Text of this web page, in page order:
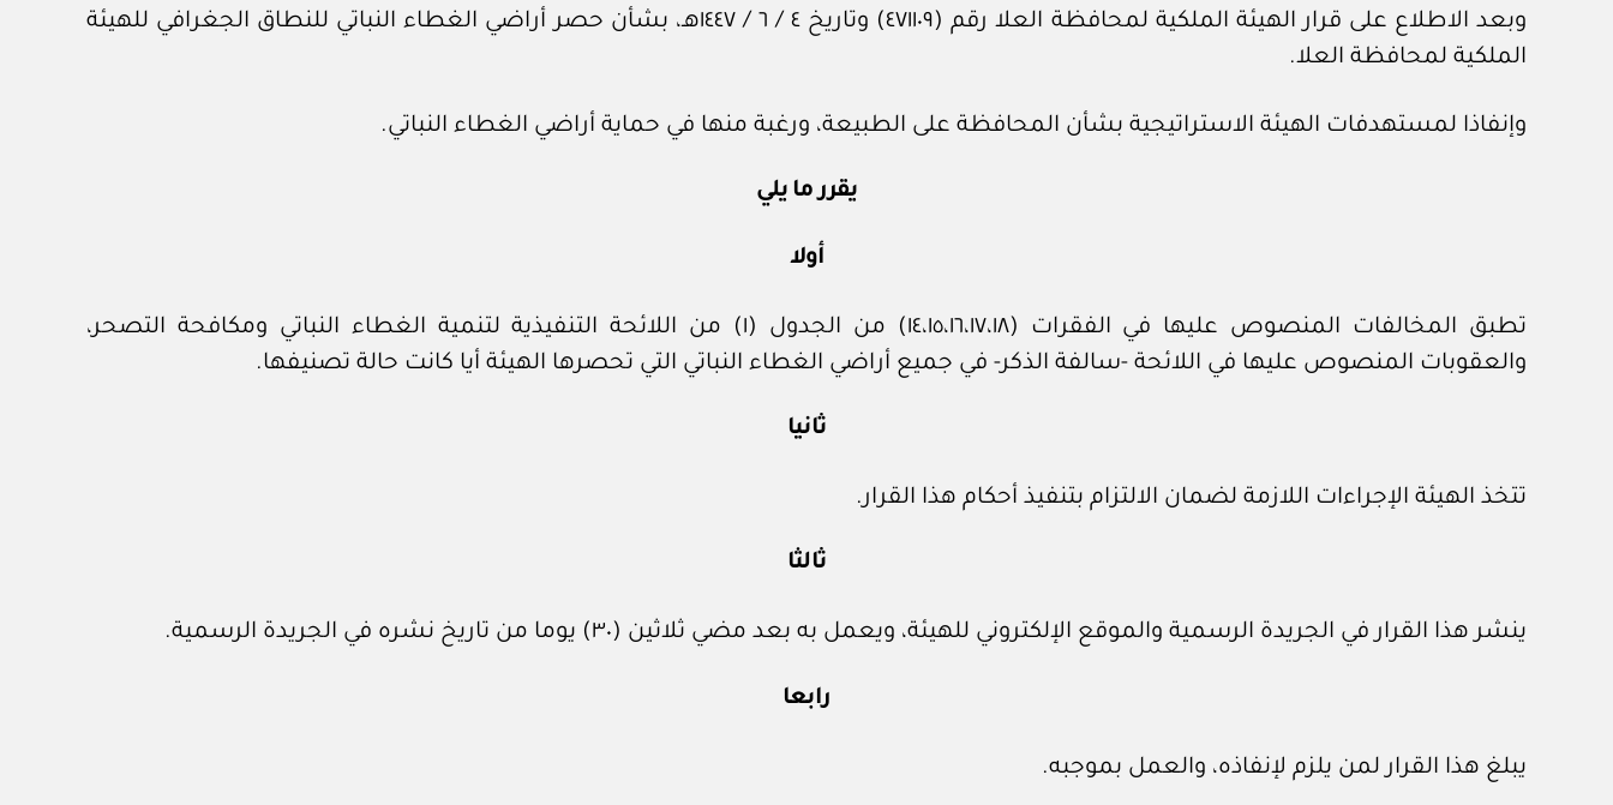
وبعد الاطلاع على قرار الهيئة الملكية لمحافظة العلا رقم (٤٧١١٠٩) وتاريخ ٤ / ‏٦‏ / ١٤٤٧هـ، بشأن حصر أراضي الغطاء النباتي للنطاق الجغرافي للهيئة
الملكية لمحافظة العلا.
وإنفاذا لمستهدفات الهيئة الاستراتيجية بشأن المحافظة على الطبيعة، ورغبة منها في حماية أراضي الغطاء النباتي.
يقرر ما يلي
أولا
تطبق المخالفات المنصوص عليها في الفقرات (١٤،١٥،١٦،١٧،١٨) من الجدول (١) من اللائحة التنفيذية لتنمية الغطاء النباتي ومكافحة التصحر،
والعقوبات المنصوص عليها في اللائحة ‏-سالفة الذكر- في جميع أراضي الغطاء النباتي التي تحصرها الهيئة أيا كانت حالة تصنيفها.
ثانيا
تتخذ الهيئة الإجراءات اللازمة لضمان الالتزام بتنفيذ أحكام هذا القرار.
ثالثا
ينشر هذا القرار في الجريدة الرسمية والموقع الإلكتروني للهيئة، ويعمل به بعد مضي ثلاثين (٣٠) يوما من تاريخ نشره في الجريدة الرسمية.
رابعا
يبلغ هذا القرار لمن يلزم لإنفاذه، والعمل بموجبه.